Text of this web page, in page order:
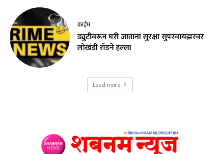
क्राईम
ड्युटीवरून घरी जाताना सुरक्षा सुपरवायझरवर
लोखंडी रॉडने हल्ला
Load more